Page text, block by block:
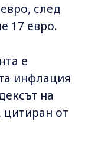
след
17 евро.
е
инфлация
на
цитиран от